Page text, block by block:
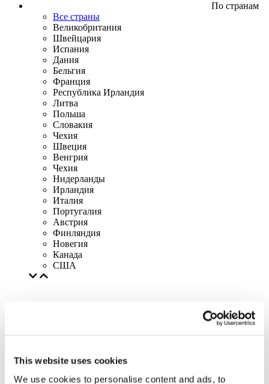
This website uses cookies
We use cookies to personalise content and ads, to
По странам
Все страны
Великобритания
Швейцария
Испания
Дания
Бельгия
Франция
Республика Ирландия
Литва
Польша
Словакия
Чехия
Швеция
Венгрия
Чехия
Нидерланды
Ирландия
Италия
Португалия
Австрия
Финляндия
Новегия
Канада
США